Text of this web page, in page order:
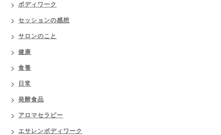
ボディワーク
セッションの感想
サロンのこと
健康
食養
日常
発酵食品
アロマセラピー
エサレンボディワーク